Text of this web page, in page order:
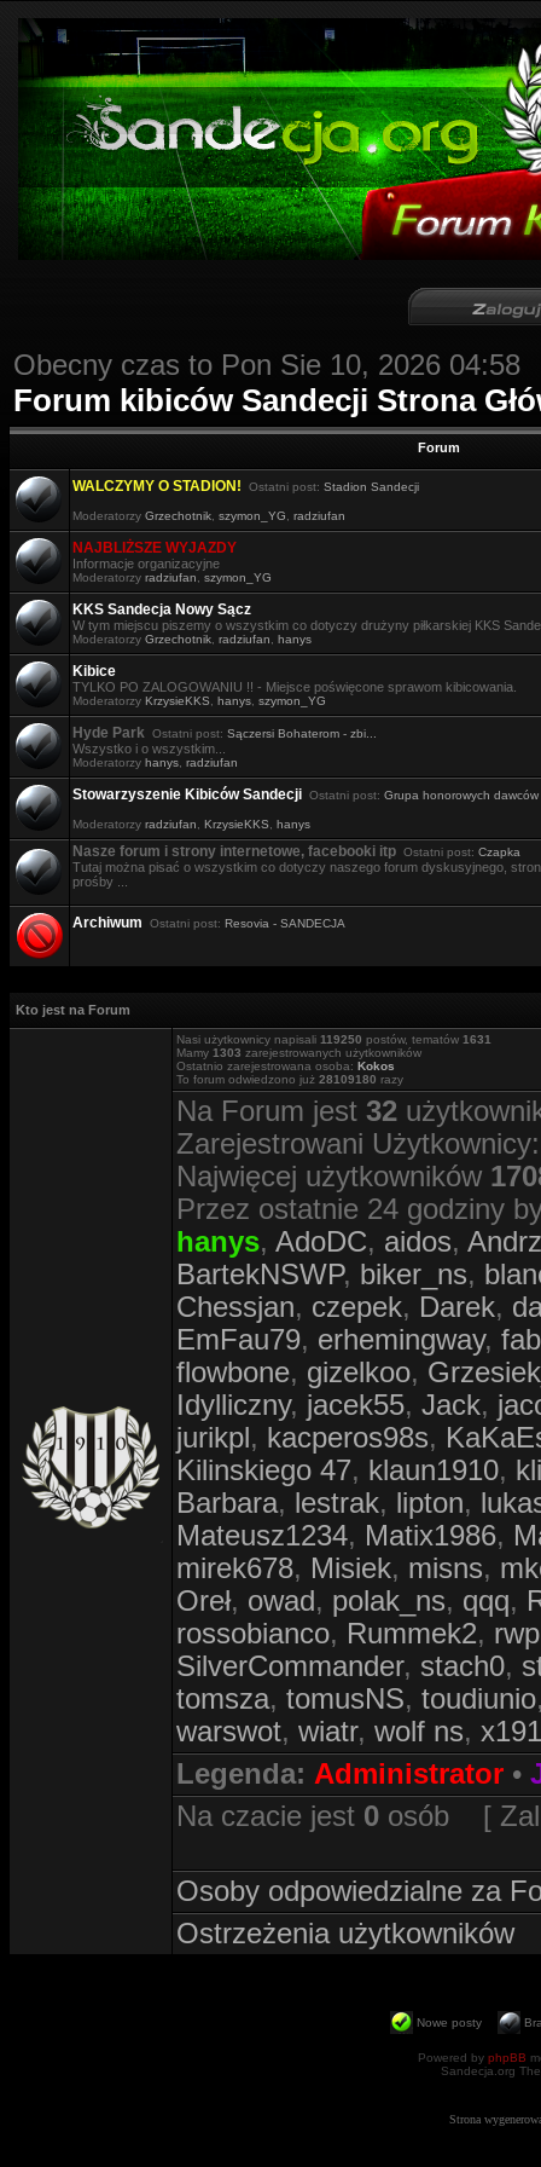
Obecny czas to Pon Sie 10, 2026 04:58
Forum kibiców Sandecji Strona
Forum
WALCZYMY O STADION! Ostatni post: Stadion Sandecji
Moderatorzy Grzechotnik szymon_YG radziufan
NAJBLIŻSZE WYJAZDY
Informacje organizacyjne
Moderatorzy radziufan szymon_YG
KKS Sandecja Nowy Sącz
W tym miejscu piszemy o wszystkim co dotyczy drużyny piłkarskiej KKS
Moderatorzy Grzechotnik radziufan hanys
Kibice
TYLKO PO ZALOGOWANIU !! - Miejsce poświęcone sprawom kibicowania.
Moderatorzy KrzysieKKS hanys szymon_YG
Hyde Park Ostatni post: Sączersi Bohaterom - zbi...
Wszystko i o wszystkim...
Moderatorzy hanys radziufan
Stowarzyszenie Kibiców Sandecji Ostatni post: Grupa honorowych dawców
Moderatorzy radziufan KrzysieKKS hanys
Nasze forum i strony internetowe, facebooki itp Ostatni post: Czapka
Tutaj można pisać o wszystkim co dotyczy naszego forum dyskusyjnego,
prośby ...
Archiwum Ostatni post: Resovia - SANDECJA
Kto jest na Forum
Nasi użytkownicy napisali 119250 postów, tematów 1631
Mamy 1303 zarejestrowanych użytkowników
Ostatnio zarejestrowana osoba: Kokos
To forum odwiedzono już 28109180 razy
Na Forum jest 32
Zarejestrowani
Najwięcej użytkowników
Przez ostatnie 24 godziny
hanys, AdoDC, aidos,
BartekNSWP, biker_ns,
Chessjan, czepek, Darek,
EmFau79, erhemingway,
flowbone, gizelkoo,
Idylliczny, jacek55, Jack,
jurikpl, kacperos98s,
Kilinskiego 47, klaun1910,
Barbara, lestrak, lipton,
Mateusz1234, Matix1986,
mirek678, Misiek, misns,
Oreł, owad, polak_ns, qqq,
rossobianco, Rummek2, rwp
SilverCommander, stach0,
tomsza, tomusNS, toudiunio
warswot, wiatr, wolf ns,
Legenda: Administrator •
Na czacie jest 0 osób [
Osoby odpowiedzialne za
Ostrzeżenia użytkowników
Nowe posty
Powered by phpBB
Sandecja.org
Strona